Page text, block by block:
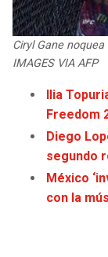
COLTS
JAGUARS
TITANS
COWBOYS
GIANTS
MAGIC
WIZARDS
WARRIORS
CLIPPERS
LAKERS
Ciryl Gane
IMAGES VIA AFP
Ilia
Freedom
Diego
segundo
México
con la